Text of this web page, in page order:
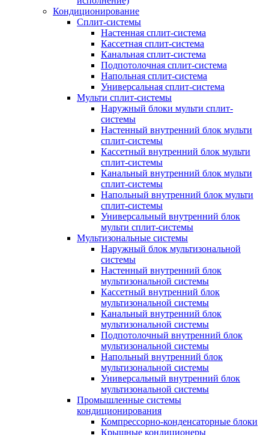
Кондиционирование
Сплит-системы
Настенная сплит-система
Кассетная сплит-система
Канальная сплит-система
Подпотолочная сплит-система
Напольная сплит-система
Универсальная сплит-система
Мульти сплит-системы
Наружный блоки мульти сплит-
системы
Настенный внутренний блок мульти
сплит-системы
Кассетный внутренний блок мульти
сплит-системы
Канальный внутренний блок мульти
сплит-системы
Напольный внутренний блок мульти
сплит-системы
Универсальный внутренний блок
мульти сплит-системы
Мультизональные системы
Наружный блок мультизональной
системы
Настенный внутренний блок
мультизональной системы
Кассетный внутренний блок
мультизональной системы
Канальный внутренний блок
мультизональной системы
Подпотолочный внутренний блок
мультизональной системы
Напольный внутренний блок
мультизональной системы
Универсальный внутренний блок
мультизональной системы
Промышленные системы
кондиционирования
Компрессорно-конденсаторные блоки
Крышные кондиционеры